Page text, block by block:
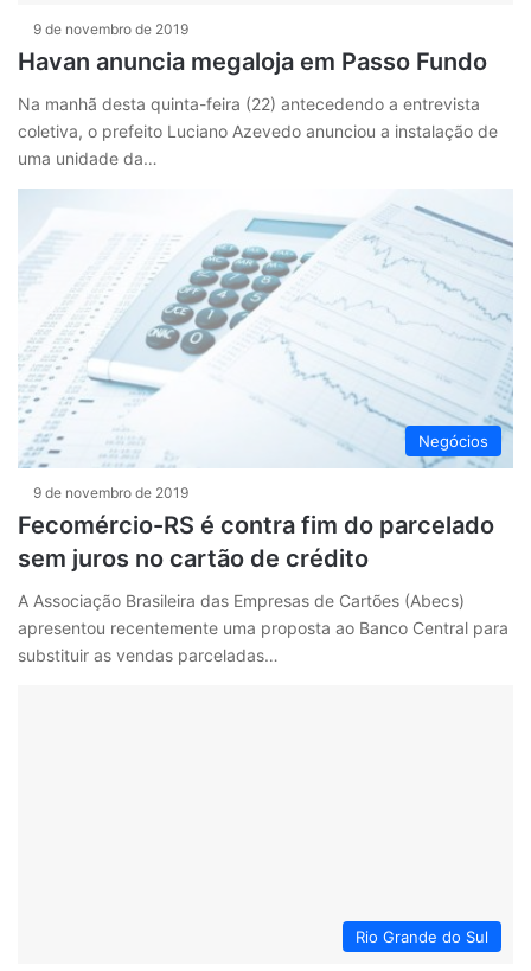
9 de novembro de 2019
Havan anuncia megaloja em Passo Fundo
Na manhã desta quinta-feira (22) antecedendo a entrevista
coletiva, o prefeito Luciano Azevedo anunciou a instalação de
uma unidade da…
Negócios
9 de novembro de 2019
Fecomércio-RS é contra fim do parcelado
sem juros no cartão de crédito
A Associação Brasileira das Empresas de Cartões (Abecs)
apresentou recentemente uma proposta ao Banco Central para
substituir as vendas parceladas…
Rio Grande do Sul